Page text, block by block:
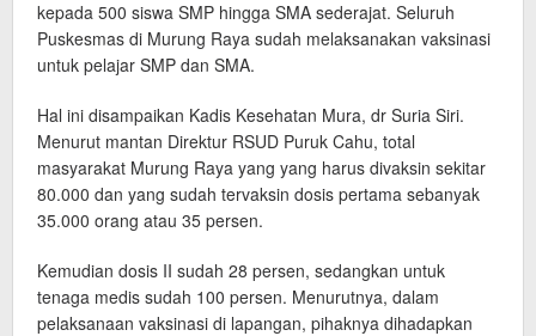
kepada 500 siswa SMP hingga SMA sederajat. Seluruh
Puskesmas di Murung Raya sudah melaksanakan vaksinasi
untuk pelajar SMP dan SMA.
Hal ini disampaikan Kadis Kesehatan Mura, dr Suria Siri.
Menurut mantan Direktur RSUD Puruk Cahu, total
masyarakat Murung Raya yang yang harus divaksin sekitar
80.000 dan yang sudah tervaksin dosis pertama sebanyak
35.000 orang atau 35 persen.
Kemudian dosis II sudah 28 persen, sedangkan untuk
tenaga medis sudah 100 persen. Menurutnya, dalam
pelaksanaan vaksinasi di lapangan, pihaknya dihadapkan